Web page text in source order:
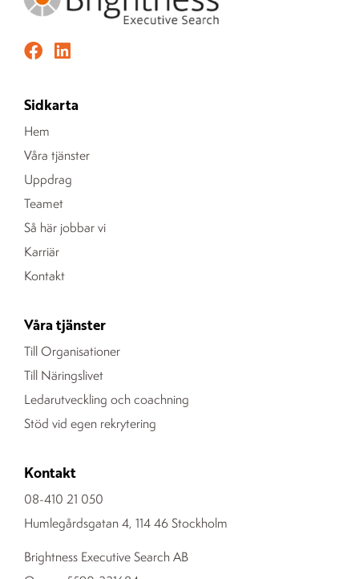
Sidkarta
Hem
Våra tjänster
Uppdrag
Teamet
Så här jobbar vi
Karriär
Kontakt
Våra tjänster
Till Organisationer
Till Näringslivet
Ledarutveckling och coachning
Stöd vid egen rekrytering
Kontakt
08-410 21 050
Humlegårdsgatan 4, 114 46 Stockholm
Brightness Executive Search AB